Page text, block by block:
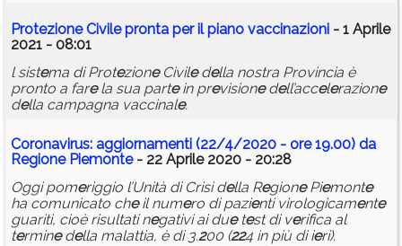
ProtezioneCivilepronta per il piano vaccinazioni - 1 Aprile
2021 - 08:01
l sistema di ProtezioneCiviledella nostra Provincia è
pronto a farela sua partein previsionedell’accelerazione
della campagna vaccinale.
Coronavirus: aggiornamenti (22/4/2020 - ore 19.00) da
RegionePiemonte- 22 Aprile 2020 - 20:28
Oggi pomeriggio l’Unità di Crisi della RegionePiemonte
ha comunicato cheil numero di pazienti virologicamente
guariti, cioè risultati negativi ai duetest di verifica al
terminedella malattia, è di 3.200 (224 in più di ieri).